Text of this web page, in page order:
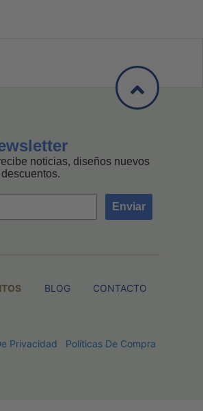
noticias, diseños nuevos
Enviar
BLOG CONTACTO
Privacidad Políticas De Compra